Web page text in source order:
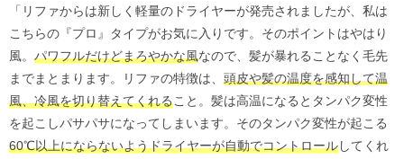
「リファからは新しく軽量のドライヤーが発売されましたが、私は
こちらの『プロ』タイプがお気に入りです。そのポイントはやはり
風。 パワフルだけどまろやかな風なので、髪が暴れることなく毛先
までまとまります。リファの特徴は、 頭皮や髪の温度を感知して温
風、冷風を切り替えてくれること。髪は高温になるとタンパク変性
を起こしパサパサになってしまいます。そのタンパク変性が起こる
60℃以上にならないようドライヤーが自動でコントロールしてくれ